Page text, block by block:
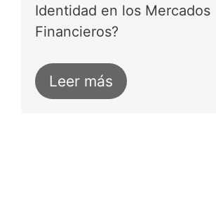
Identidad en los Mercados
Financieros?
Leer más